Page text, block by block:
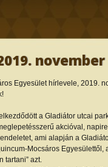
november
Egyesület hírlevele, 2019.
a Gladiátor utcai
akcióval,
ami alapján a
Mocsáros
tartani” azt.